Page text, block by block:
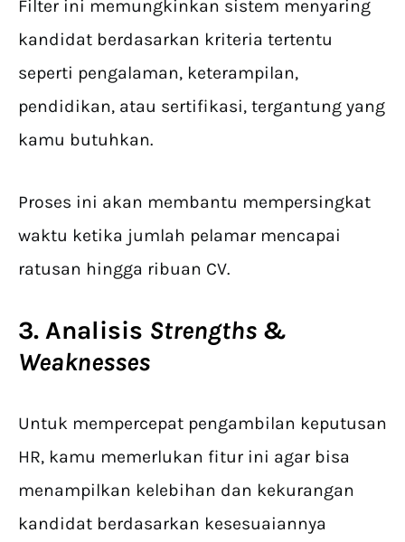
Filter ini memungkinkan sistem menyaring
kandidat berdasarkan kriteria tertentu
seperti pengalaman, keterampilan,
pendidikan, atau sertifikasi, tergantung yang
kamu butuhkan.
Proses ini akan membantu mempersingkat
waktu ketika jumlah pelamar mencapai
ratusan hingga ribuan CV.
3. Analisis Strengths &
Weaknesses
Untuk mempercepat pengambilan keputusan
HR, kamu memerlukan fitur ini agar bisa
menampilkan kelebihan dan kekurangan
kandidat berdasarkan kesesuaiannya